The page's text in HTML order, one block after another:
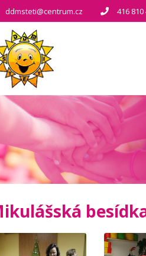
ddmsteti@centrum.cz 416 810